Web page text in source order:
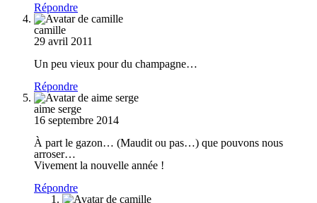
Répondre
camille
29 avril 2011
Un peu vieux pour du champagne…
Répondre
aime serge
16 septembre 2014
À part le gazon… (Maudit ou pas…) que pouvons nous
arroser…
Vivement la nouvelle année !
Répondre